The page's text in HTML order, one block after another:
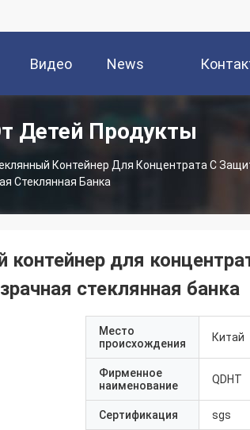
Видео News
Детей Продукты
Контейнер Для Концентрата С
Стеклянная Банка
для
стеклянная банка
Место
происхождения
Китай
Фирменное
наименование
QDHT
Сертификация sgs